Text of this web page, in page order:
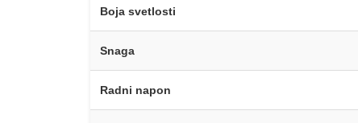
Boja svetlosti
Snaga
Radni napon